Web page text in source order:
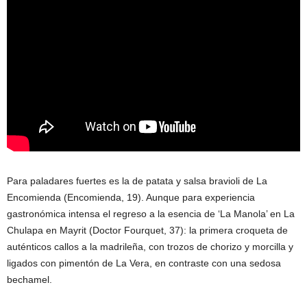
Para paladares fuertes es la de patata y salsa bravioli de La
Encomienda (Encomienda, 19). Aunque para experiencia
gastronómica intensa el regreso a la esencia de ‘La Manola’ en La
Chulapa en Mayrit (Doctor Fourquet, 37): la primera croqueta de
auténticos callos a la madrileña, con trozos de chorizo y morcilla y
ligados con pimentón de La Vera, en contraste con una sedosa
bechamel.